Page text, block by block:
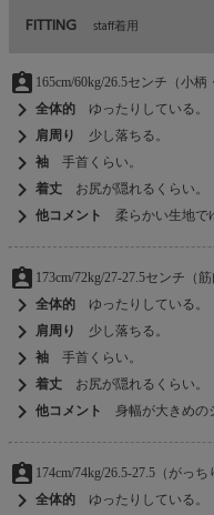
FITTING staff着用
assignment_ind 165cm/60kg/26.5センチ（小柄
chevron_right 全体的 ゆったりしている。
chevron_right 肩周り 少し落ちる。
chevron_right 袖 手首くらい。
chevron_right 着丈 お尻が隠れるくらい。
chevron_right 他コメント 柔らかい生地で
assignment_ind 173cm/72kg/27-27.5センチ（筋
chevron_right 全体的 ゆったりしている。
chevron_right 肩周り 少し落ちる。
chevron_right 袖 手首くらい。
chevron_right 着丈 お尻が隠れるくらい。
chevron_right 他コメント 身幅が大きめの
assignment_ind 174cm/74kg/26.5-27.5（がっち
chevron_right 全体的 ゆったりしている。